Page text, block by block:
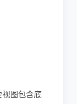
视图包含底